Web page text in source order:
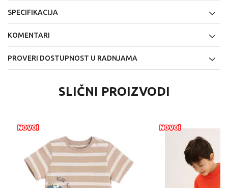
SPECIFIKACIJA
KOMENTARI
PROVERI DOSTUPNOST U RADNJAMA
SLIČNI PROIZVODI